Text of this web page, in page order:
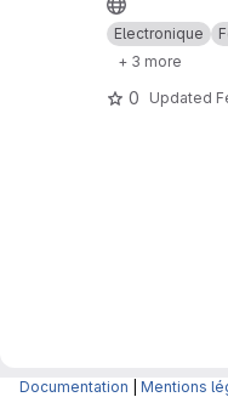
Electronique
+ 3 more
0 Updated
Documentation Mentions